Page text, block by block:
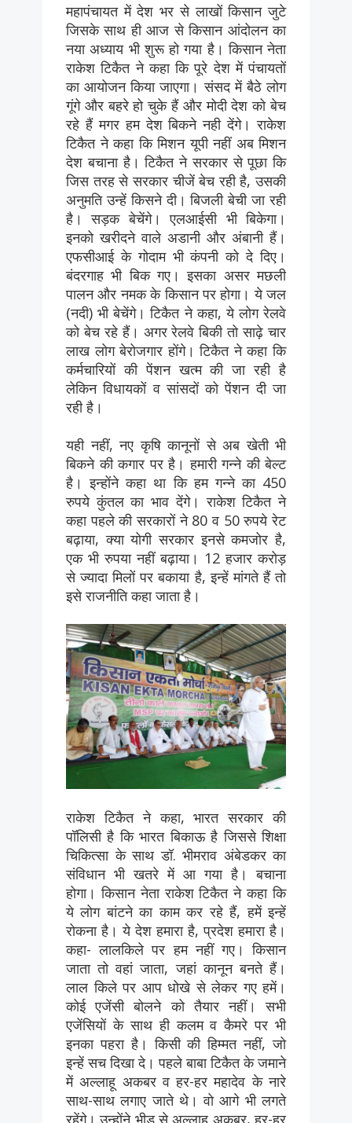
महापंचायत में देश भर से लाखों किसान जुटे
जिसके साथ ही आज से किसान आंदोलन का
नया अध्याय भी शुरू हो गया है। किसान नेता
राकेश टिकैत ने कहा कि पूरे देश में पंचायतों
का आयोजन किया जाएगा। संसद में बैठे लोग
गूंगे और बहरे हो चुके हैं और मोदी देश को बेच
रहे हैं मगर हम देश बिकने नही देंगे। राकेश
टिकैत ने कहा कि मिशन यूपी नहीं अब मिशन
देश बचाना है। टिकैत ने सरकार से पूछा कि
जिस तरह से सरकार चीजें बेच रही है, उसकी
अनुमति उन्हें किसने दी। बिजली बेची जा रही
है। सड़क बेचेंगे। एलआईसी भी बिकेगा।
इनको खरीदने वाले अडानी और अंबानी हैं।
एफसीआई के गोदाम भी कंपनी को दे दिए।
बंदरगाह भी बिक गए। इसका असर मछली
पालन और नमक के किसान पर होगा। ये जल
(नदी) भी बेचेंगे। टिकैत ने कहा, ये लोग रेलवे
को बेच रहे हैं। अगर रेलवे बिकी तो साढ़े चार
लाख लोग बेरोजगार होंगे। टिकैत ने कहा कि
कर्मचारियों की पेंशन खत्म की जा रही है
लेकिन विधायकों व सांसदों को पेंशन दी जा
रही है।
यही नहीं, नए कृषि कानूनों से अब खेती भी
बिकने की कगार पर है। हमारी गन्ने की बेल्ट
है। इन्होंने कहा था कि हम गन्ने का 450
रुपये कुंतल का भाव देंगे। राकेश टिकैत ने
कहा पहले की सरकारों ने 80 व 50 रुपये रेट
बढ़ाया, क्या योगी सरकार इनसे कमजोर है,
एक भी रुपया नहीं बढ़ाया। 12 हजार करोड़
से ज्यादा मिलों पर बकाया है, इन्हें मांगते हैं तो
इसे राजनीति कहा जाता है।
राकेश टिकैत ने कहा, भारत सरकार की
पॉलिसी है कि भारत बिकाऊ है जिससे शिक्षा
चिकित्सा के साथ डॉ. भीमराव अंबेडकर का
संविधान भी खतरे में आ गया है। बचाना
होगा। किसान नेता राकेश टिकैत ने कहा कि
ये लोग बांटने का काम कर रहे हैं, हमें इन्हें
रोकना है। ये देश हमारा है, प्रदेश हमारा है।
कहा- लालकिले पर हम नहीं गए। किसान
जाता तो वहां जाता, जहां कानून बनते हैं।
लाल किले पर आप धोखे से लेकर गए हमें।
कोई एजेंसी बोलने को तैयार नहीं। सभी
एजेंसियों के साथ ही कलम व कैमरे पर भी
इनका पहरा है। किसी की हिम्मत नहीं, जो
इन्हें सच दिखा दे। पहले बाबा टिकैत के जमाने
में अल्लाहू अकबर व हर-हर महादेव के नारे
साथ-साथ लगाए जाते थे। वो आगे भी लगते
रहेंगे। उन्होंने भीड़ से अल्लाहू अकबर, हर-हर